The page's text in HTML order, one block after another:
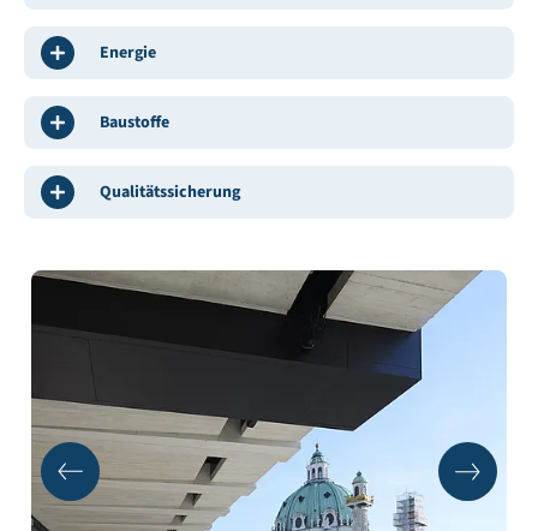
Energie
Baustoffe
Qualitätssicherung